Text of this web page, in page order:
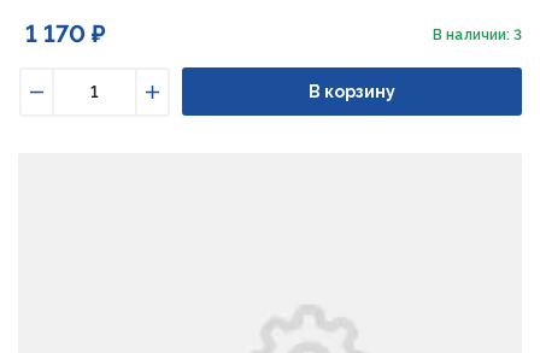
1 170 ₽ В наличии: 3
Увеличить
В корзину